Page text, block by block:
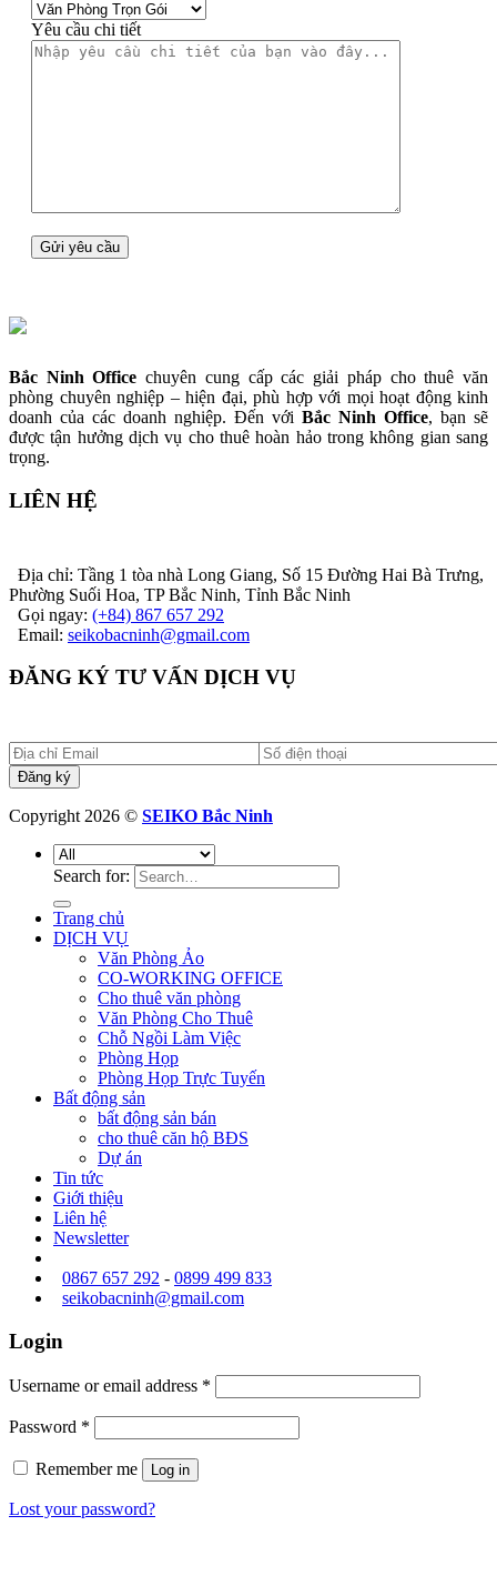
Yêu cầu chi tiết
Bắc Ninh Office chuyên cung cấp các giải pháp cho thuê văn
phòng chuyên nghiệp – hiện đại, phù hợp với mọi hoạt động kinh
doanh của các doanh nghiệp. Đến với Bắc Ninh Office, bạn sẽ
được tận hưởng dịch vụ cho thuê hoàn hảo trong không gian sang
trọng.
LIÊN HỆ
Địa chỉ: Tầng 1 tòa nhà Long Giang, Số 15 Đường Hai Bà Trưng,
Phường Suối Hoa, TP Bắc Ninh, Tỉnh Bắc Ninh
Gọi ngay: (+84) 867 657 292
Email: seikobacninh@gmail.com
ĐĂNG KÝ TƯ VẤN DỊCH VỤ
Copyright 2026 © SEIKO Bắc Ninh
Search for:
Trang chủ
DỊCH VỤ
Văn Phòng Ảo
CO-WORKING OFFICE
Cho thuê văn phòng
Văn Phòng Cho Thuê
Chỗ Ngồi Làm Việc
Phòng Họp
Phòng Họp Trực Tuyến
Bất động sản
bất động sản bán
cho thuê căn hộ BĐS
Dự án
Tin tức
Giới thiệu
Liên hệ
Newsletter
0867 657 292 - 0899 499 833
seikobacninh@gmail.com
Login
Username or email address *
Password *
Remember me Log in
Lost your password?